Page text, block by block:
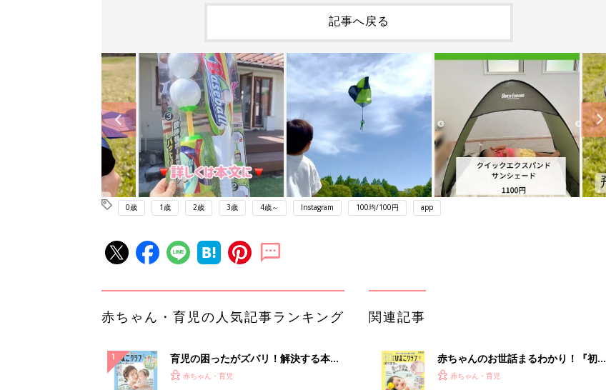
記事へ戻る
0歳 1歳 2歳 3歳 4歳～ Instagram 100均/100円 app
赤ちゃん・育児の人気記事ランキング
育児の困ったがズバリ！解決する本
『ひよこクラブ 夏号』 4カ月～2才
赤ちゃん・育児
関連記事
赤ちゃんのお世話まるわかり！『初め
てのひよこクラブ 夏号』〈巻頭大特
赤ちゃん・育児